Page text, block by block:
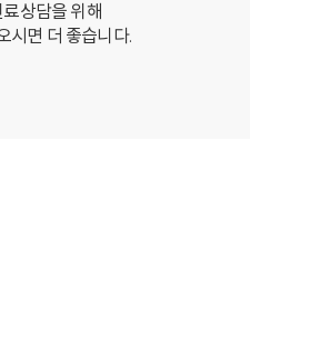
상담을 위해
시면 더 좋습니다.